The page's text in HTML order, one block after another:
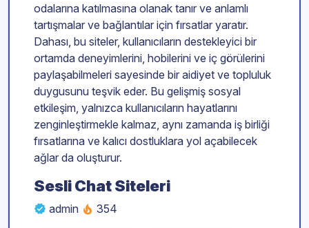
odalarına katılmasına olanak tanır ve anlamlı
tartışmalar ve bağlantılar için fırsatlar yaratır.
Dahası, bu siteler, kullanıcıların destekleyici bir
ortamda deneyimlerini, hobilerini ve iç görülerini
paylaşabilmeleri sayesinde bir aidiyet ve topluluk
duygusunu teşvik eder. Bu gelişmiş sosyal
etkileşim, yalnızca kullanıcıların hayatlarını
zenginleştirmekle kalmaz, aynı zamanda iş birliği
fırsatlarına ve kalıcı dostluklara yol açabilecek
ağlar da oluşturur.
Sesli Chat Siteleri
admin 354